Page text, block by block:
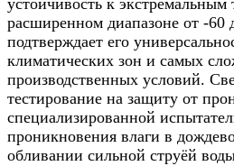
устойчивость к экстремальным
расширенном диапазоне от -60
подтверждает его
климатических зон и самых
производственных условий.
тестирование на защиту от
специализированной
проникновения влаги в
обливании сильной струёй